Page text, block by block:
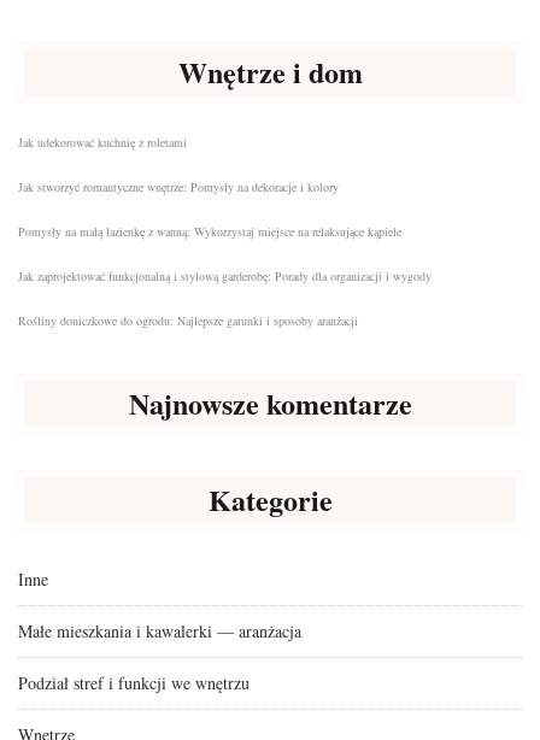
Wnętrze i dom
Jak udekorować kuchnię z roletami
Jak stworzyć romantyczne wnętrze: Pomysły na dekoracje i kolory
Pomysły na małą łazienkę z wanną: Wykorzystaj miejsce na relaksujące kąpiele
Jak zaprojektować funkcjonalną i stylową garderobę: Porady dla organizacji i wygody
Rośliny doniczkowe do ogrodu: Najlepsze gatunki i sposoby aranżacji
Najnowsze komentarze
Kategorie
Inne
Małe mieszkania i kawalerki — aranżacja
Podział stref i funkcji we wnętrzu
Wnętrze